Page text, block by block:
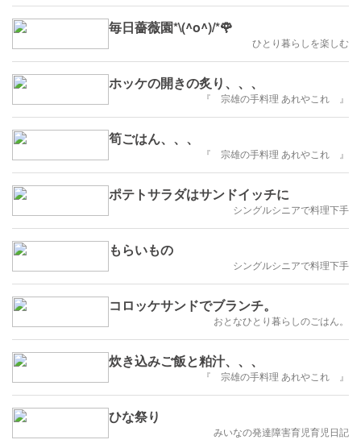
毎日薔薇園*\(^o^)/*🌹
ひとり暮らしを楽しむ
ホッケの開きの炙り、、、
『 宗雄の手料理 あれやこれ 』
筍ごはん、、、
『 宗雄の手料理 あれやこれ 』
ポテトサラダはサンドイッチに
シングルシニアで料理下手
もらいもの
シングルシニアで料理下手
コロッケサンドでブランチ。
おとなひとり暮らしのごはん。
炊き込みご飯と粕汁、、、
『 宗雄の手料理 あれやこれ 』
ひな祭り
みいなの発達障害育児育児日記